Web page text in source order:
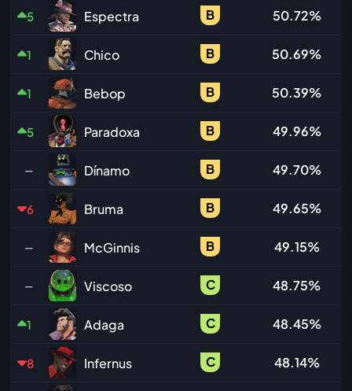
5 Espectra B 50.72%
1 Chico B 50.69%
1 Bebop B 50.39%
5 Paradoxa B 49.96%
— Dínamo B 49.70%
6 Bruma B 49.65%
— McGinnis B 49.15%
— Viscoso C 48.75%
1 Adaga C 48.45%
8 Infernus C 48.14%